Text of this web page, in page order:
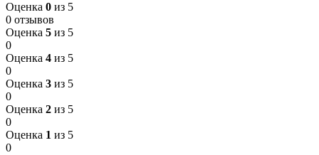
Оценка 0 из 5
0 отзывов
Оценка 5 из 5
0
Оценка 4 из 5
0
Оценка 3 из 5
0
Оценка 2 из 5
0
Оценка 1 из 5
0